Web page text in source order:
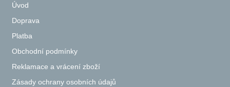
Úvod
Doprava
Platba
Obchodní podmínky
Reklamace a vrácení zboží
Zásady ochrany osobních údajů